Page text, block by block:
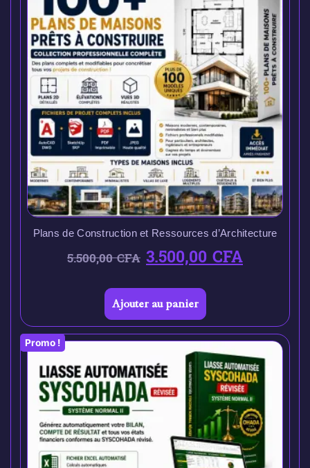
Plans de Construction et Ressources d’Architecture
5.500,00CFA 3.500,00CFA
Ajouter au panier
Promo !